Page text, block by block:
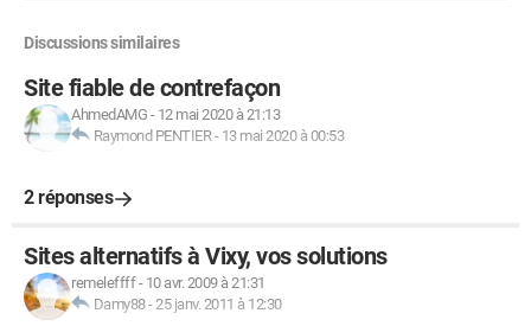
Discussions similaires
Site fiable de contrefaçon
AhmedAMG - 12 mai 2020 à 21:13
Raymond PENTIER- 13 mai 2020 à 00:53
2 réponses
Sites alternatifs à Vixy, vos solutions
remeleffff- 10 avr. 2009 à 21:31
Damy88-25 janv. 2011 à 12:30